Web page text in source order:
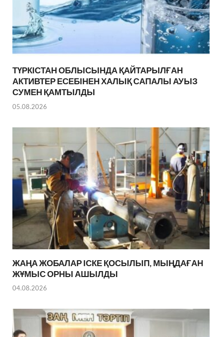
ТҮРКІСТАН ОБЛЫСЫНДА ҚАЙТАРЫЛҒАН
АКТИВТЕР ЕСЕБІНЕН ХАЛЫҚ САПАЛЫ АУЫЗ
СУМЕН ҚАМТЫЛДЫ
05.08.2026
ЖАҢА ЖОБАЛАР ІСКЕ ҚОСЫЛЫП, МЫҢДАҒАН
ЖҰМЫС ОРНЫ АШЫЛДЫ
04.08.2026